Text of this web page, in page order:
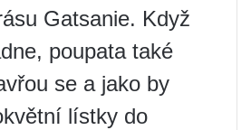
Gatsanie. Když
poupata také
se a jako by
lístky do